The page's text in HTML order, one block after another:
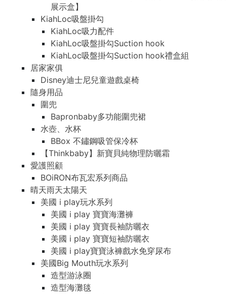
展示盒】
KiahLoc吸盤掛勾
KiahLoc吸力配件
KiahLoc吸盤掛勾Suction hook
KiahLoc吸盤掛勾Suction hook禮盒組
居家家俱
Disney迪士尼兒童遊戲桌椅
隨身用品
圍兜
Bapronbaby多功能圍兜裙
水壺、水杯
BBox 不鏽鋼吸管保冷杯
【Thinkbaby】新寶貝純物理防曬霜
愛護照顧
BOiRON布瓦宏系列商品
晴天雨天太陽天
美國 i play玩水系列
美國 i play 寶寶海灘褲
美國 i play 寶寶長袖防曬衣
美國 i play 寶寶短袖防曬衣
美國 i play寶寶泳褲戲水免穿尿布
美國Big Mouth玩水系列
造型游泳圈
造型海灘毯